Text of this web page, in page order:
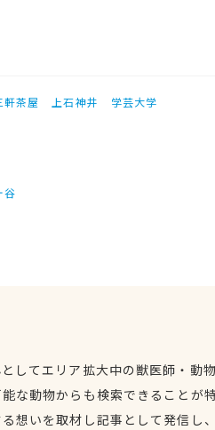
軒茶屋 上石神井
学芸大学
谷
してエリア拡大中の獣医師・動
な動物からも検索できることが
想いを取材し記事として発信し